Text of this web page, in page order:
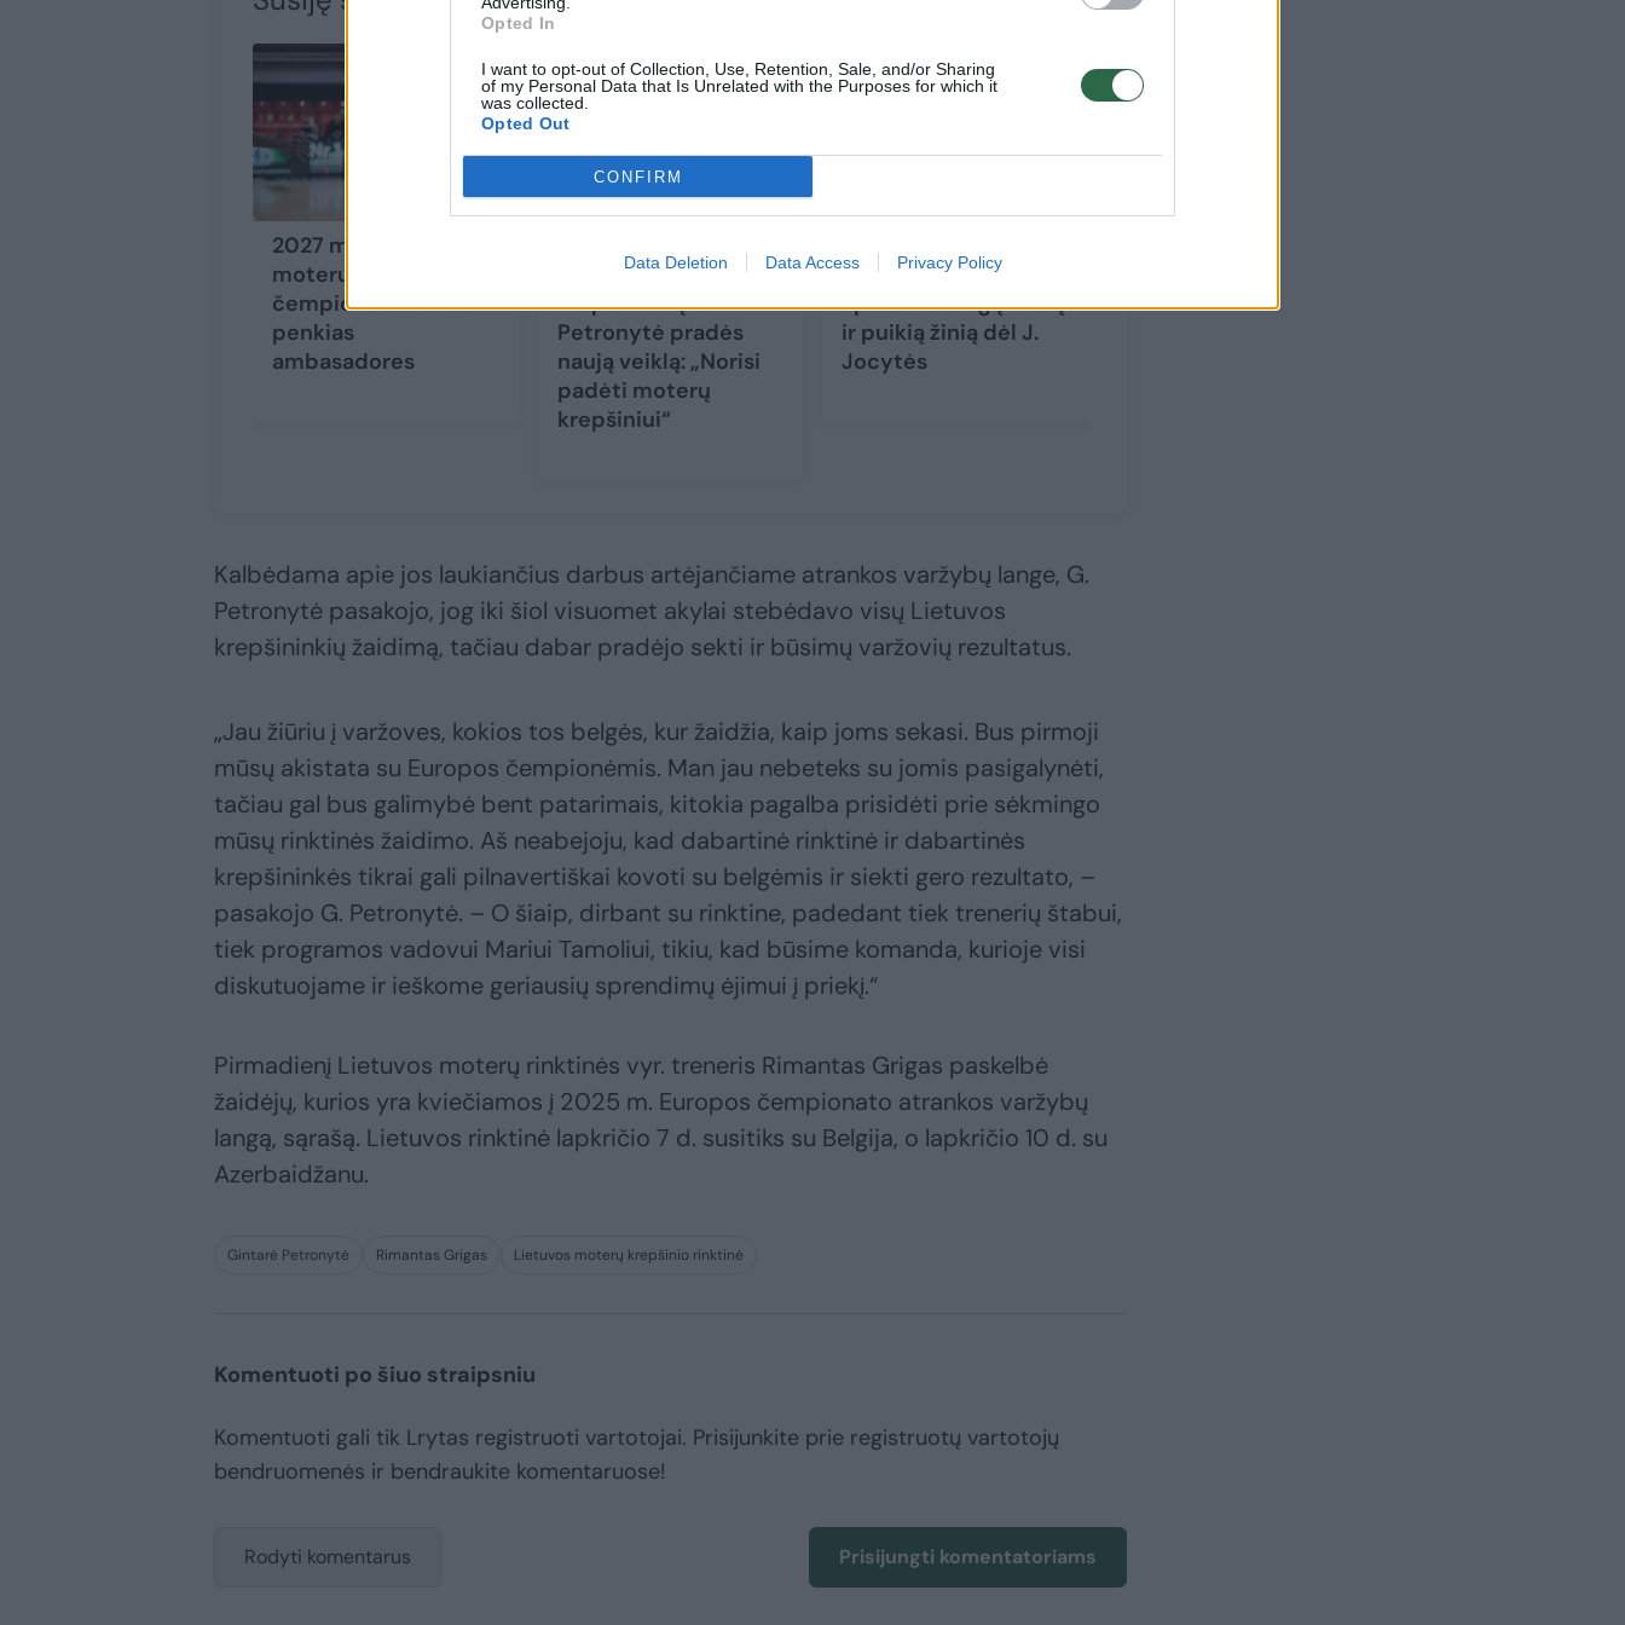
Opted In
I want to opt-out of Collection, Use, Retention, Sale, and/or Sharing
of my Personal Data that Is Unrelated with the Purposes for which it
was collected.
Opted Out
CONFIRM
Data Deletion Data Access Privacy Policy
2027 m. Europos
moterų krepšinio
čempionatas turės
penkias
ambasadores
laikų Lietuvos
krepšininkių G.
Petronytė pradės
naują veiklą: „Norisi
padėti moterų
krepšiniui“
rinktinės vadovas –
apie ambicingą tikslą
ir puikią žinią dėl J.
Jocytės
Kalbėdama apie jos laukiančius darbus artėjančiame atrankos varžybų lange, G.
Petronytė pasakojo, jog iki šiol visuomet akylai stebėdavo visų Lietuvos
krepšininkių žaidimą, tačiau dabar pradėjo sekti ir būsimų varžovių rezultatus.
„Jau žiūriu į varžoves, kokios tos belgės, kur žaidžia, kaip joms sekasi. Bus pirmoji
mūsų akistata su Europos čempionėmis. Man jau nebeteks su jomis pasigalynėti,
tačiau gal bus galimybė bent patarimais, kitokia pagalba prisidėti prie sėkmingo
mūsų rinktinės žaidimo. Aš neabejoju, kad dabartinė rinktinė ir dabartinės
krepšininkės tikrai gali pilnavertiškai kovoti su belgėmis ir siekti gero rezultato, –
pasakojo G. Petronytė. – O šiaip, dirbant su rinktine, padedant tiek trenerių štabui,
tiek programos vadovui Mariui Tamoliui, tikiu, kad būsime komanda, kurioje visi
diskutuojame ir ieškome geriausių sprendimų ėjimui į priekį.“
Pirmadienį Lietuvos moterų rinktinės vyr. treneris Rimantas Grigas paskelbė
žaidėjų, kurios yra kviečiamos į 2025 m. Europos čempionato atrankos varžybų
langą, sąrašą. Lietuvos rinktinė lapkričio 7 d. susitiks su Belgija, o lapkričio 10 d. su
Azerbaidžanu.
Gintarė Petronytė Rimantas Grigas Lietuvos moterų krepšinio rinktinė
Komentuoti po šiuo straipsniu
Komentuoti gali tik Lrytas registruoti vartotojai. Prisijunkite prie registruotų vartotojų
bendruomenės ir bendraukite komentaruose!
Rodyti komentarus Prisijungti komentatoriams